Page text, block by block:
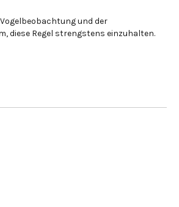
und der
diese Regel strengstens einzuhalten.